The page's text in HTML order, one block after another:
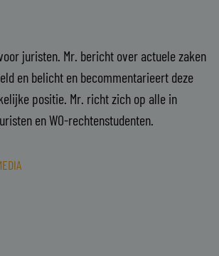
juristen. Mr. bericht over actuele zaken
en belicht en becommentarieert deze
positie. Mr. richt zich op alle in
en WO-rechtenstudenten.